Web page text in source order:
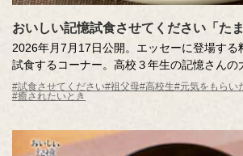
おいしい記憶試食させてください「たま
2026年月7月17日公開。エッセーに登場する
試食するコーナー。高校３年生の記憶さんの
くってくれた「たません」。おやつにぴった
さんと妹さんしか知らない特別なおいしい記
す。
#試食させてください#祖父母#高校生#元気をもらい
#癒されたいとき